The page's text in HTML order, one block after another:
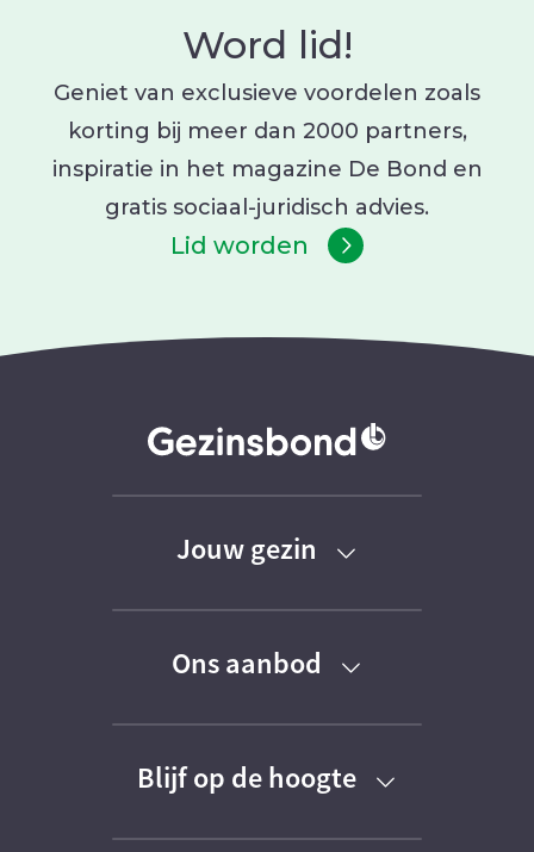
Word lid!
Geniet van exclusieve voordelen zoals
korting bij meer dan 2000 partners,
inspiratie in het magazine De Bond en
gratis sociaal-juridisch advies.
Lid worden
Jouw gezin
Baby
Peuter
Ons aanbod
Kortingen
Activiteiten
Blijf op de hoogte